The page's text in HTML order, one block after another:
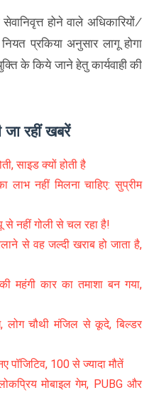
होने वाले अधिकारियों/
नियत प्रकिया अनुसार लागू होगा
के किये जाने हेतु कार्यवाही की
रहीं खबरें
साइड क्यों होती है
नहीं मिलना चाहिए: सुप्रीम
से नहीं गोली से चल रहा है!
से वह जल्दी खराब हो जाता है,
महंगी कार का तमाशा बन गया,
लोग चौथी मंजिल से कूदे, बिल्डर
पॉजिटिव, 100 से ज्यादा मौतें
मोबाइल गेम, PUBG और